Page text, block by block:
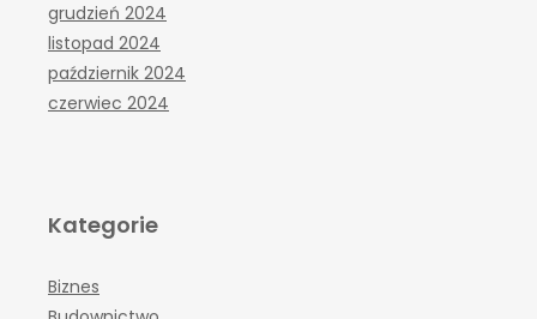
grudzień 2024
listopad 2024
październik 2024
czerwiec 2024
Kategorie
Biznes